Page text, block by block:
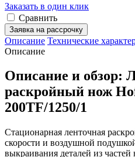
Заказать в один клик
Сравнить
Заявка на рассрочку
Описание Технические
Описание
Описание и обзор:
раскройный нож
200TF/1250/1
Стационарная ленточная
скорости и воздушной
выкраивания деталей из частей